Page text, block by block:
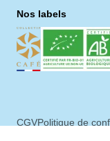
Nos labels
CGVPolitique de